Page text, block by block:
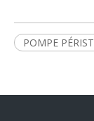
POMPE